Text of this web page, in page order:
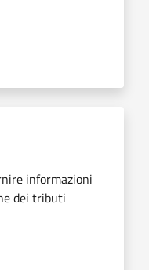
informazioni
dei tributi